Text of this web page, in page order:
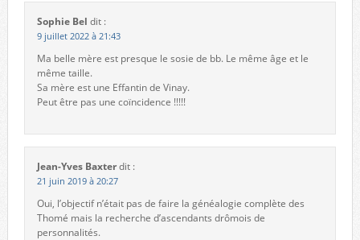
Sophie Bel dit :
9 juillet 2022 à 21:43
Ma belle mère est presque le sosie de bb. Le même âge et le
même taille.
Sa mère est une Effantin de Vinay.
Peut être pas une coïncidence !!!!!
Jean-Yves Baxterdit :
21 juin 2019 à 20:27
Oui, l’objectif n’était pas de faire la généalogie complète des
Thomé mais la recherche d’ascendants drômois de
personnalités.